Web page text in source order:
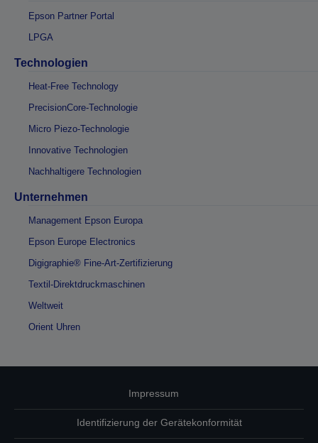
Epson Partner Portal
LPGA
Technologien
Heat-Free Technology
PrecisionCore-Technologie
Micro Piezo-Technologie
Innovative Technologien
Nachhaltigere Technologien
Unternehmen
Management Epson Europa
Epson Europe Electronics
Digigraphie® Fine-Art-Zertifizierung
Textil-Direktdruckmaschinen
Weltweit
Orient Uhren
Impressum
Identifizierung der Gerätekonformität